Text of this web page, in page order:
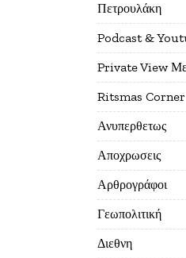
Πετρουλάκη
Podcast &
Private View Με
Ritsmas Corner
Ανυπερθετως
Αποχρωσεις
Αρθρογράφοι
Γεωπολιτική
Διεθνη